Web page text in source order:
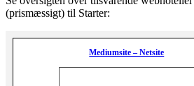
(prismæssigt) til Starter:
Mediumsite – Netsite